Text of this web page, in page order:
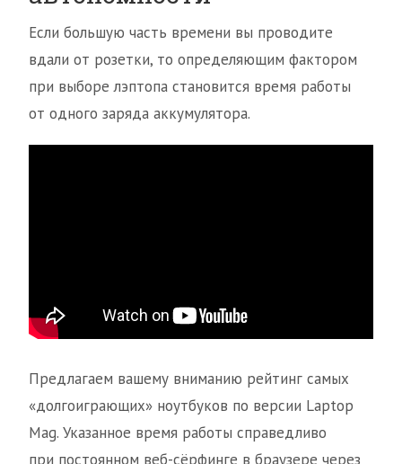
Если большую часть времени вы проводите
вдали от розетки, то определяющим фактором
при выборе лэптопа становится время работы
от одного заряда аккумулятора.
Предлагаем вашему вниманию рейтинг самых
«долгоиграющих» ноутбуков по версии Laptop
Mag. Указанное время работы справедливо
при постоянном веб-сёрфинге в браузере через